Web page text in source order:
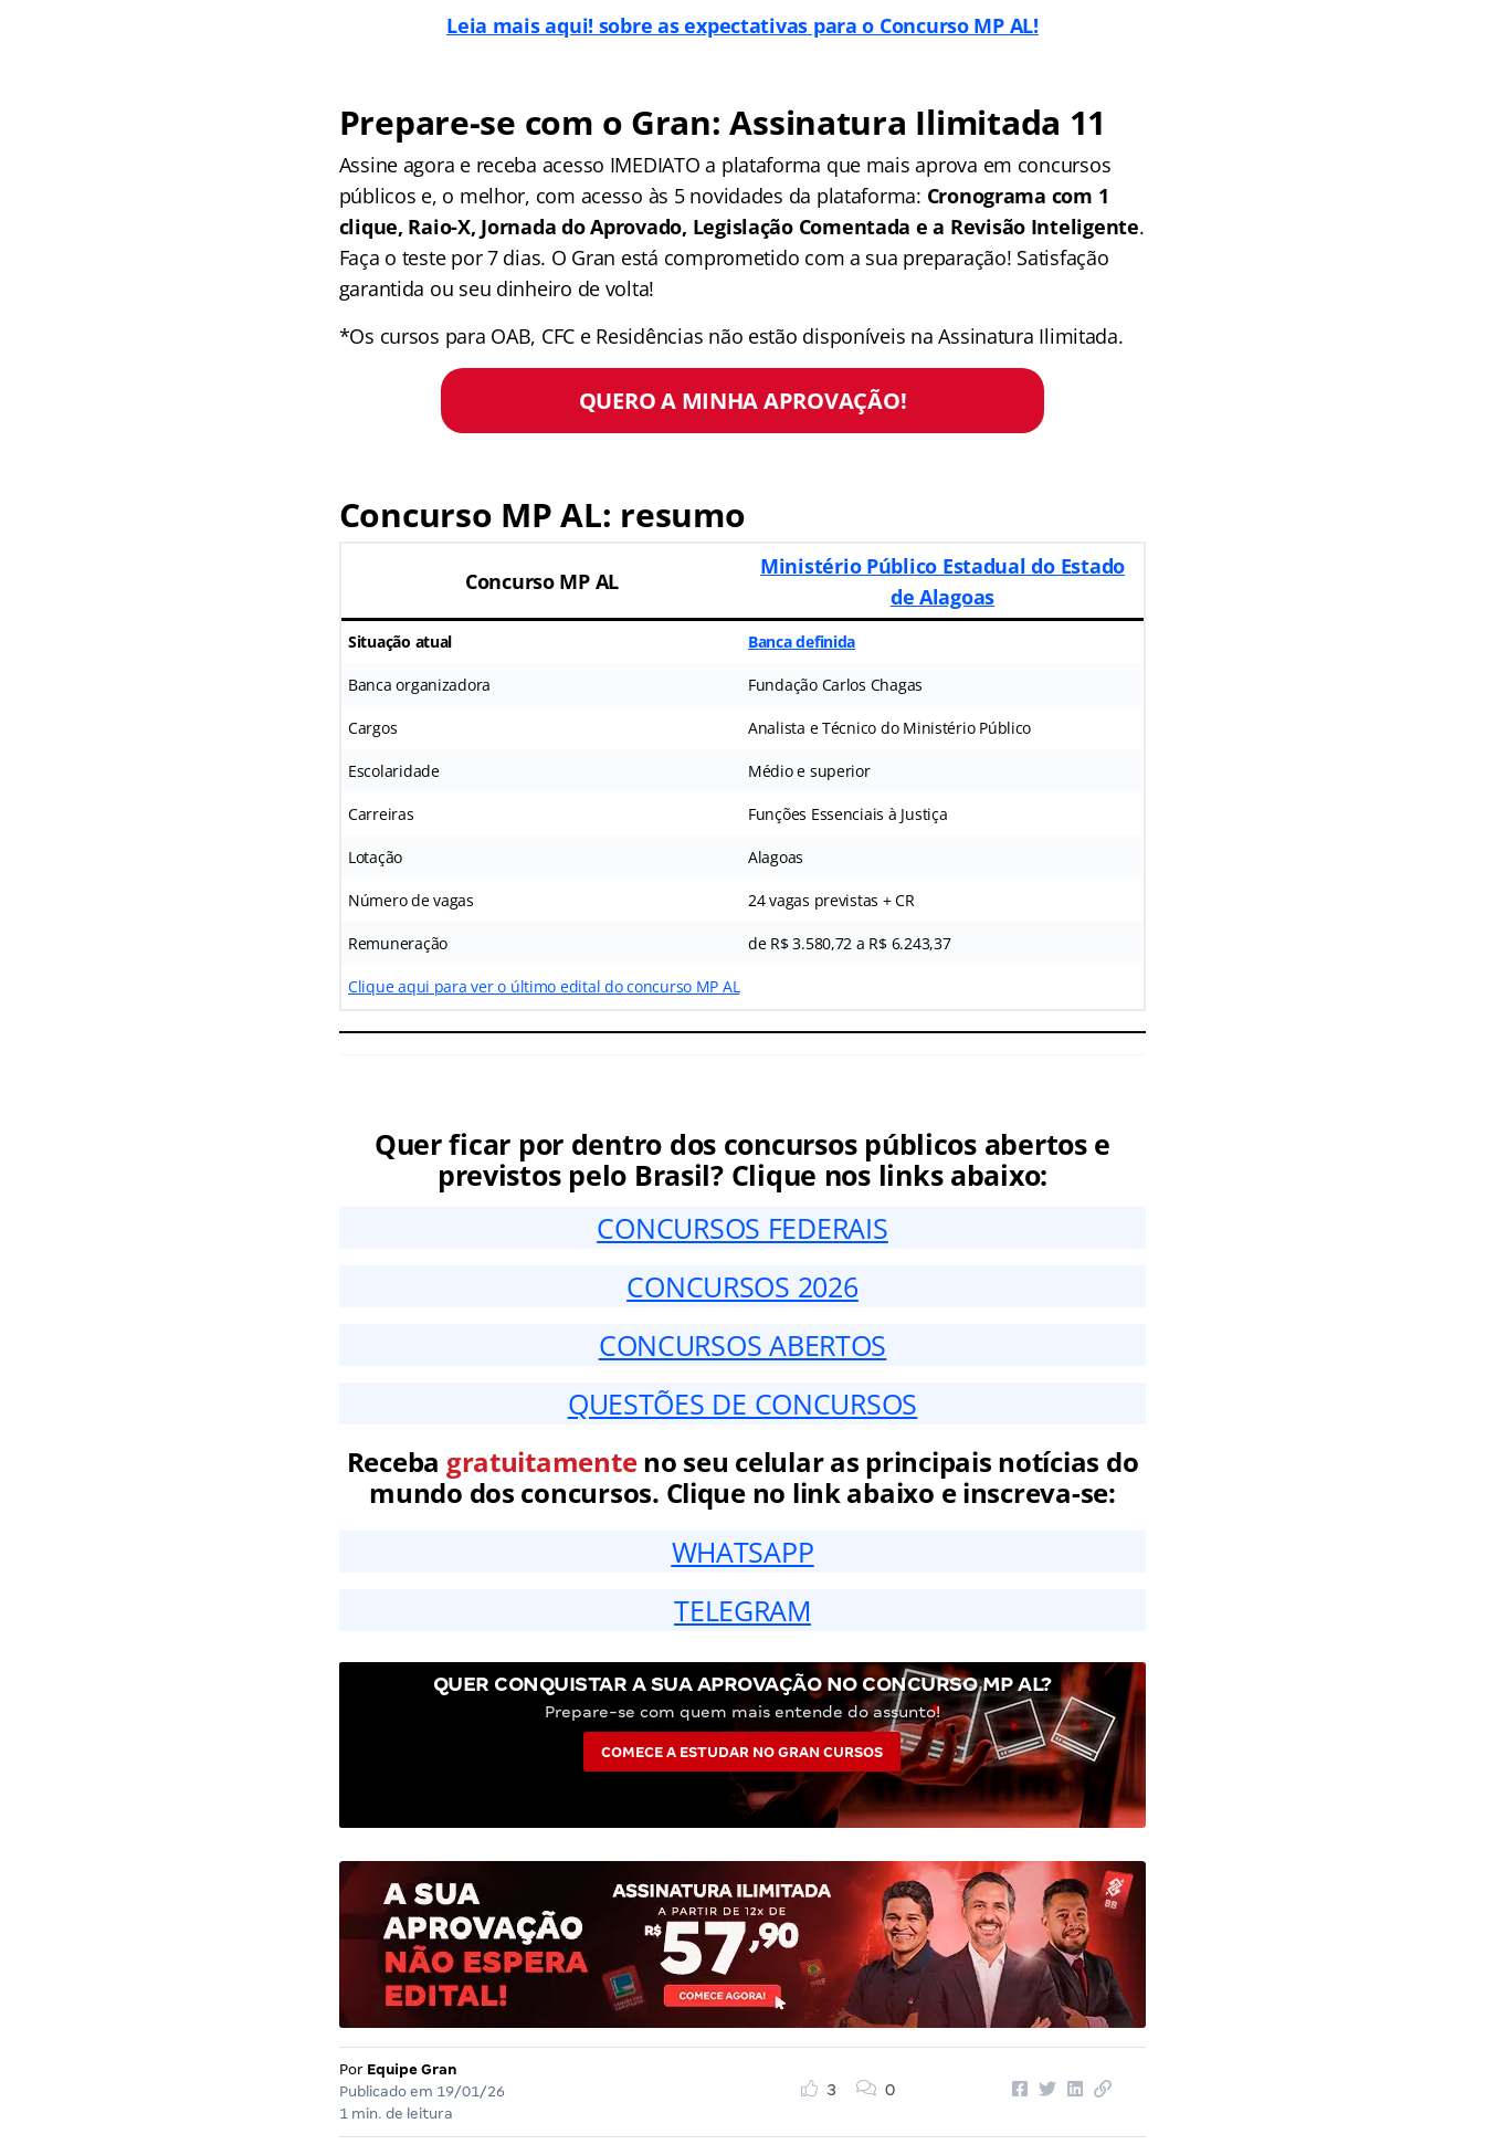
Leia mais aqui! sobre as expectativas para o Concurso MP AL!
Prepare-se com o Gran: Assinatura Ilimitada 11
Assine agora e receba acesso IMEDIATO a plataforma que mais aprova em concursos
públicos e, o melhor, com acesso às 5 novidades da plataforma: Cronograma com 1
clique, Raio-X, Jornada do Aprovado, Legislação Comentada e a Revisão Inteligente.
Faça o teste por 7 dias. O Gran está comprometido com a sua preparação! Satisfação
garantida ou seu dinheiro de volta!
*Os cursos para OAB, CFC e Residências não estão disponíveis na Assinatura Ilimitada.
QUERO A MINHA APROVAÇÃO!
Concurso MP AL: resumo
Concurso MP AL
Ministério Público Estadual do Estado
de Alagoas
Situação atual Banca definida
Banca organizadora Fundação Carlos Chagas
Cargos Analista e Técnico do Ministério Público
Escolaridade Médio e superior
Carreiras Funções Essenciais à Justiça
Lotação Alagoas
Número de vagas 24 vagas previstas + CR
Remuneração de R$ 3.580,72 a R$ 6.243,37
Clique aqui para ver o último edital do concurso MP AL
Quer ficar por dentro dos concursos públicos abertos e
previstos pelo Brasil? Clique nos links abaixo:
CONCURSOS FEDERAIS
CONCURSOS 2026
CONCURSOS ABERTOS
QUESTÕES DE CONCURSOS
Receba gratuitamenteno seu celular as principais notícias do
mundo dos concursos. Clique no link abaixo e inscreva-se:
WHATSAPP
TELEGRAM
QUER CONQUISTAR A SUA APROVAÇÃO NO CONCURSO MP AL?
Prepare-se com quem mais entende do assunto!
COMECE A ESTUDAR NO GRAN CURSOS
Por Equipe Gran
Publicado em 19/01/26
1 min. de leitura
3 0